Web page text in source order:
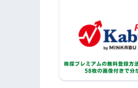
『自己資本利